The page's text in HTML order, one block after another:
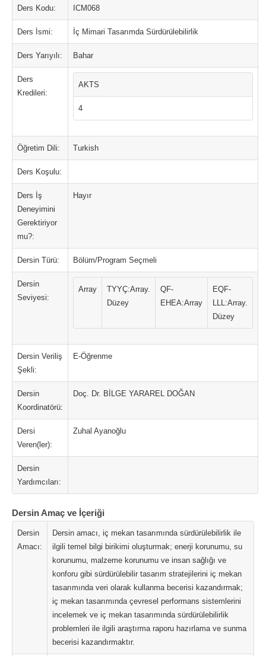
Ders Kodu: ICM068
Ders İsmi: İç Mimari Tasarımda Sürdürülebilirlik
Ders Yarıyılı: Bahar
Ders
Kredileri:
AKTS
4
Öğretim Dili: Turkish
Ders Koşulu:
Ders İş
Deneyimini
Gerektiriyor
mu?:
Hayır
Dersin Türü: Bölüm/Program Seçmeli
Dersin
Seviyesi:
Array
TYYÇ:Array.
Düzey
QF-
EHEA:Array
EQF-
LLL:Array.
Düzey
Dersin Veriliş
Şekli:
E-Öğrenme
Dersin
Koordinatörü:
Doç. Dr. BİLGE YARAREL DOĞAN
Dersi
Veren(ler):
Zuhal Ayanoğlu
Dersin
Yardımcıları:
Dersin Amaç ve İçeriği
Dersin
Amacı:
Dersin amacı, iç mekan tasarımında sürdürülebilirlik ile
ilgili temel bilgi birikimi oluşturmak; enerji korunumu, su
korunumu, malzeme korunumu ve insan sağlığı ve
konforu gibi sürdürülebilir tasarım stratejilerini iç mekan
tasarımında veri olarak kullanma becerisi kazandırmak;
iç mekan tasarımında çevresel performans sistemlerini
incelemek ve iç mekan tasarımında sürdürülebilirlik
problemleri ile ilgili araştırma raporu hazırlama ve sunma
becerisi kazandırmaktır.